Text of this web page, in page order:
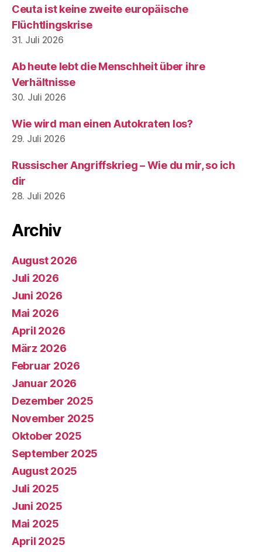
Ceuta ist keine zweite europäische
Flüchtlingskrise
31. Juli 2026
Ab heute lebt die Menschheit über ihre
Verhältnisse
30. Juli 2026
Wie wird man einen Autokraten los?
29. Juli 2026
Russischer Angriffskrieg – Wie du mir, so ich
dir
28. Juli 2026
Archiv
August 2026
Juli 2026
Juni 2026
Mai 2026
April 2026
März 2026
Februar 2026
Januar 2026
Dezember 2025
November 2025
Oktober 2025
September 2025
August 2025
Juli 2025
Juni 2025
Mai 2025
April 2025